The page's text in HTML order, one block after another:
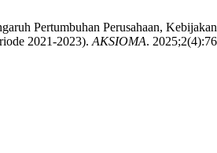
Pertumbuhan Perusahaan,
2021-2023). AKSIOMA.